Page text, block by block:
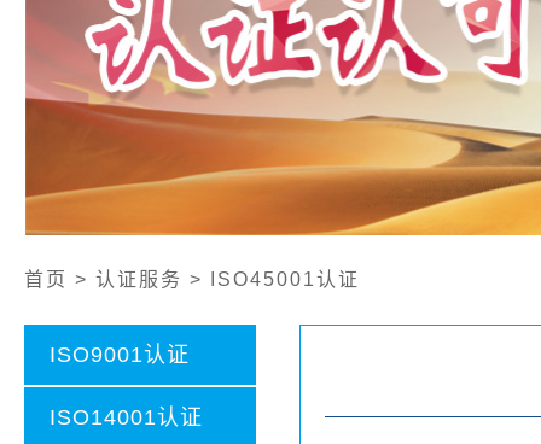
服务认证
其他管理体系认证
公开文件
认证证书样本
认证业务范围
社会责任报告
首页 > 认证服务 > ISO45001认证
ISO9001认证
ISO14001认证